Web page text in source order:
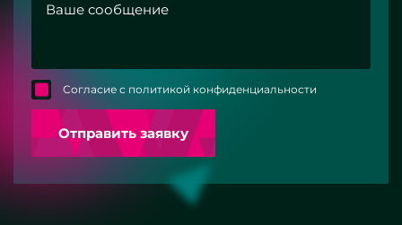
Согласие с политикой конфиденциальности
Отправить заявку